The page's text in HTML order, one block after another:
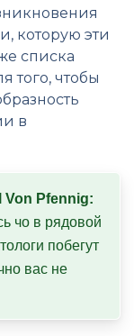
которую эти
списка
того, чтобы
в
Pfennig:
чо в рядовой
побегут
вас не